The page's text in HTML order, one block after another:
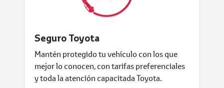
Seguro Toyota
Mantén protegido tu vehículo con los que
mejor lo conocen, con tarifas preferenciales
y toda la atención capacitada Toyota.